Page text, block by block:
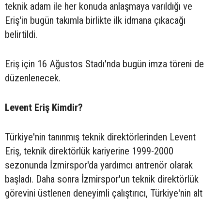
teknik adam ile her konuda anlaşmaya varıldığı ve
Eriş'in bugün takımla birlikte ilk idmana çıkacağı
belirtildi.
Eriş için 16 Ağustos Stadı'nda bugün imza töreni de
düzenlenecek.
Levent Eriş Kimdir?
Türkiye'nin tanınmış teknik direktörlerinden Levent
Eriş, teknik direktörlük kariyerine 1999-2000
sezonunda İzmirspor'da yardımcı antrenör olarak
başladı. Daha sonra İzmirspor'un teknik direktörlük
görevini üstlenen deneyimli çalıştırıcı, Türkiye'nin alt